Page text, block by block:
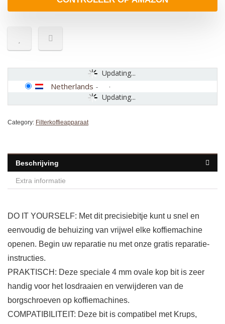
Updating...
Updating...
Netherlands -
Category: Filterkoffieapparaat
Beschrijving
Extra informatie
DO IT YOURSELF: Met dit precisiebitje kunt u snel en
eenvoudig de behuizing van vrijwel elke koffiemachine
openen. Begin uw reparatie nu met onze gratis reparatie-
instructies.
PRAKTISCH: Deze speciale 4 mm ovale kop bit is zeer
handig voor het losdraaien en verwijderen van de
borgschroeven op koffiemachines.
COMPATIBILITEIT: Deze bit is compatibel met Krups,